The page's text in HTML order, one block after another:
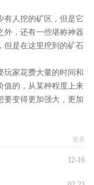
有人挖的矿区，但是它
外，还有一些堪称神器
但是在这里挖到的矿石
玩家花费大量的时间和
值的，从某种程度上来
要变得更加强大，更加
更多
12-16